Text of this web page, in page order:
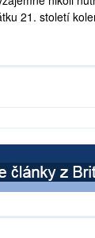
21. století